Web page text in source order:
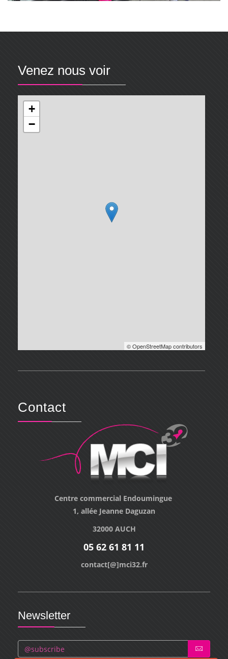
Venez nous voir
+
−
© OpenStreetMap contributors
Contact
Centre commercial Endoumingue
1, allée Jeanne Daguzan
32000 AUCH
05 62 61 81 11
contact[@]mci32.fr
Newsletter